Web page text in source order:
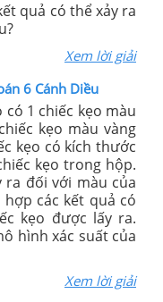
quả có thể xảy ra
Xem lời giải
6 Cánh Diều
1 chiếc kẹo màu
kẹo màu vàng
kẹo có kích thước
kẹo trong hộp.
ra đối với màu của
các kết quả có
kẹo được lấy ra.
hình xác suất của
Xem lời giải